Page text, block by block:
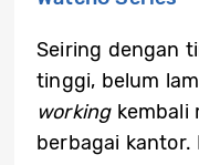
Seiring dengan
tinggi, belum
workingkembali
berbagai kantor.